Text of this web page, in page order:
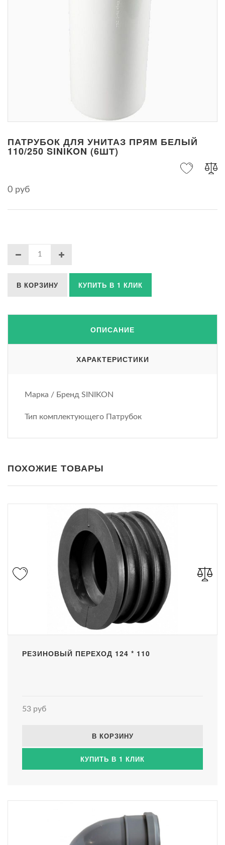
ПАТРУБОК ДЛЯ УНИТАЗ ПРЯМ БЕЛЫЙ
110/250 SINIKON (6ШТ)
0 руб
В КОРЗИНУ КУПИТЬ В 1 КЛИК
ОПИСАНИЕ
ХАРАКТЕРИСТИКИ
Марка / Бренд SINIKON
Тип комплектующего Патрубок
ПОХОЖИЕ ТОВАРЫ
РЕЗИНОВЫЙ ПЕРЕХОД 124 * 110
53 руб
В КОРЗИНУ
КУПИТЬ В 1 КЛИК